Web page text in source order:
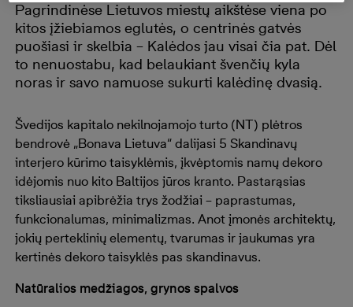
Pagrindinėse Lietuvos miestų aikštėse viena po
kitos įžiebiamos eglutės, o centrinės gatvės
puošiasi ir skelbia – Kalėdos jau visai čia pat. Dėl
to nenuostabu, kad belaukiant švenčių kyla
noras ir savo namuose sukurti kalėdinę dvasią.
Švedijos kapitalo nekilnojamojo turto (NT) plėtros
bendrovė „Bonava Lietuva“ dalijasi 5 Skandinavų
interjero kūrimo taisyklėmis, įkvėptomis namų dekoro
idėjomis nuo kito Baltijos jūros kranto. Pastarąsias
tiksliausiai apibrėžia trys žodžiai – paprastumas,
funkcionalumas, minimalizmas. Anot įmonės architektų,
jokių perteklinių elementų, tvarumas ir jaukumas yra
kertinės dekoro taisyklės pas skandinavus.
Natūralios medžiagos, grynos spalvos